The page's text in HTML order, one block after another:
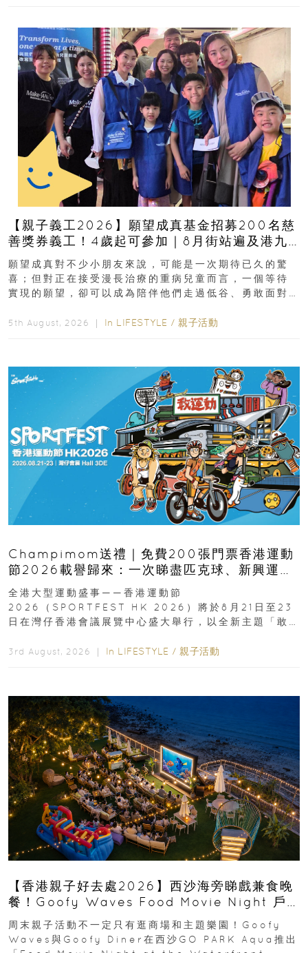
【親子義工2026】願望成真基金招募200名慈
善獎券義工！4歲起可參加｜8月街站遍及港九
新界
願望成真對不少小朋友來說，可能是一次期待已久的驚
喜；但對正在接受漫長治療的重病兒童而言，一個等待
實現的願望，卻可以成為陪伴他們走過低谷、勇敢面對
5th August, 2026 ｜ In LIFESTYLE / 親子活動
Champimom送禮｜免費200張門票香港運動
節2026載譽歸來：一次睇盡匹克球、新興運
動、街舞比賽＋逾百運動品牌展覽
全港大型運動盛事——香港運動節
2026（SPORTFEST HK 2026）將於8月21日至23
日在灣仔香港會議展覽中心盛大舉行，以全新主題「敢
3rd August, 2026 ｜ In LIFESTYLE / 親子活動
【香港親子好去處2026】西沙海旁睇戲兼食晚
餐！Goofy Waves Food Movie Night 戶
外影院逢週末登場
周末親子活動不一定只有逛商場和主題樂園！Goofy
Waves與Goofy Diner在西沙GO PARK Aqua推出